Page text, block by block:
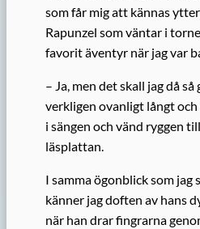
som får mig att kännas
Rapunzel som väntar i
favorit äventyr när jag var
– Ja, men det skall jag då
verkligen ovanligt långt
i sängen och vänd ryggen
läsplattan.
I samma ögonblick som
känner jag doften av hans
när han drar fingrarna